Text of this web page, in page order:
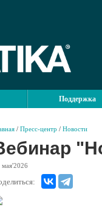
Поддержка
/ Пресс-центр / Новости
мая'2026